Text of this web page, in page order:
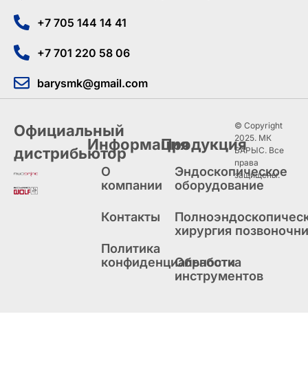
+7 705 144 14 41
+7 701 220 58 06
barysmk@gmail.com
Официальный
дистрибьюторИнформация
О
компании
Контакты
Политика
конфиденциальности
Продукция
Эндоскопическое
оборудование
хирургия
Обработка
инструментов
© Copyright
2025. МК
БАРЫС. Все
права
защищены.